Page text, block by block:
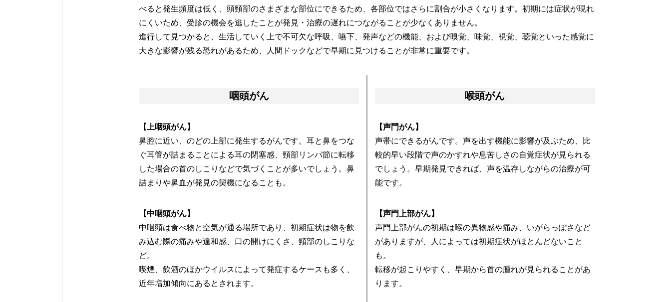
べると発生頻度は低く、頭頸部のさまざまな部位にできるため、各部位ではさらに割合が小さくなります。初期には症状が現れ
にくいため、受診の機会を逃したことが発見・治療の遅れにつながることが少なくありません。
進行して見つかると、生活していく上で不可欠な呼吸、嚥下、発声などの機能、および嗅覚、味覚、視覚、聴覚といった感覚に
大きな影響が残る恐れがあるため、人間ドックなどで早期に見つけることが非常に重要です。
咽頭がん
【上咽頭がん】
鼻腔に近い、のどの上部に発生するがんです。耳と鼻をつな
ぐ耳管が詰まることによる耳の閉塞感、頸部リンパ節に転移
した場合の首のしこりなどで気づくことが多いでしょう。鼻
詰まりや鼻血が発見の契機になることも。
【中咽頭がん】
中咽頭は食べ物と空気が通る場所であり、初期症状は物を飲
み込む際の痛みや違和感、口の開けにくさ、頸部のしこりな
ど。
喫煙、飲酒のほかウイルスによって発症するケースも多く、
近年増加傾向にあるとされます。
喉頭がん
【声門がん】
声帯にできるがんです。声を出す機能に影響が及ぶため、比
較的早い段階で声のかすれや息苦しさの自覚症状が見られる
でしょう。早期発見できれば、声を温存しながらの治療が可
能です。
【声門上部がん】
声門上部がんの初期は喉の異物感や痛み、いがらっぽさなど
がありますが、人によっては初期症状がほとんどないこと
も。
転移が起こりやすく、早期から首の腫れが見られることがあ
ります。